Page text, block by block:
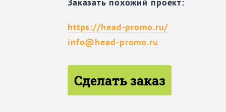
Заказать похожий проект:
https://head-promo.ru/
info@head-promo.ru
Сделать заказ